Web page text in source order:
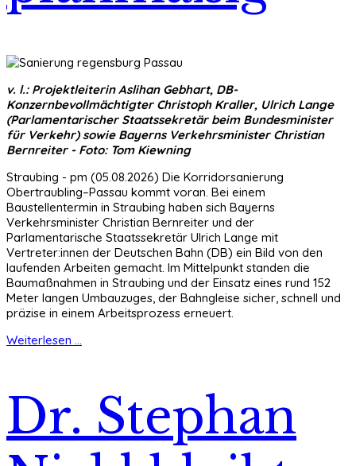
v. l.: Projektleiterin Aslihan Gebhart, DB-
Konzernbevollmächtigter Christoph Kraller, Ulrich Lange
(Parlamentarischer Staatssekretär beim Bundesminister
für Verkehr) sowie Bayerns Verkehrsminister Christian
Bernreiter - Foto: Tom Kiewning
Straubing - pm (05.08.2026) Die Korridorsanierung
Obertraubling–Passau kommt voran. Bei einem
Baustellentermin in Straubing haben sich Bayerns
Verkehrsminister Christian Bernreiter und der
Parlamentarische Staatssekretär Ulrich Lange mit
Vertreter:innen der Deutschen Bahn (DB) ein Bild von den
laufenden Arbeiten gemacht. Im Mittelpunkt standen die
Baumaßnahmen in Straubing und der Einsatz eines rund 152
Meter langen Umbauzuges, der Bahngleise sicher, schnell und
präzise in einem Arbeitsprozess erneuert.
Weiterlesen ...
Dr. Stephan